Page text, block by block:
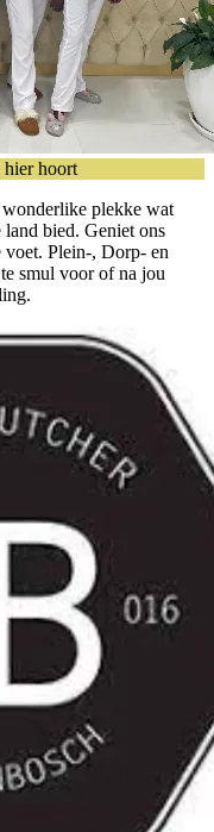
hier hoort
plekke wat
bied. Geniet ons
Plein-, Dorp- en
smul voor of na jou